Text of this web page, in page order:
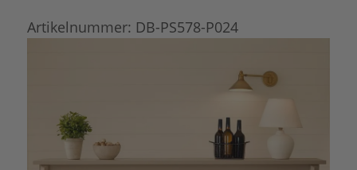
Artikelnummer: DB-PS578-P024